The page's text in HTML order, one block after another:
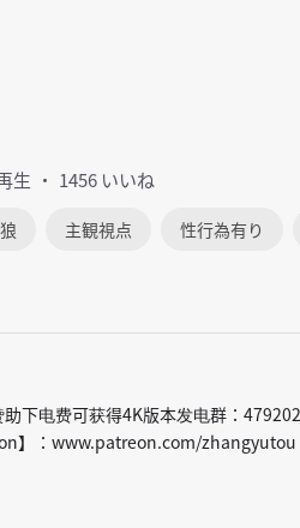
生 1456 いいね
主観視点 性行為有り
下电费可获得4K版本发电群：
】：www.patreon.com/zhangyutou